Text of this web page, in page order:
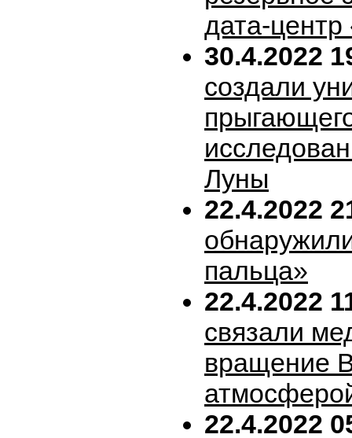
дата-
30.4.2022
создали
Луны
22.4.2022
пальца»
22.4.2022
связали
вращение
22.4.2022